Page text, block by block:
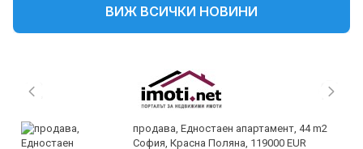
ВИЖ ВСИЧКИ НОВИНИ
продава, Едностаен апартамент, 44 m2
София, Красна Поляна, 119000 EUR